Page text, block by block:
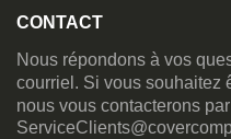
CONTACT
Nous répondons à vos
courriel. Si vous souhaitez
nous vous contacterons